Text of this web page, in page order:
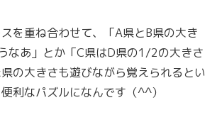
を重ね合わせて、「A県とB県の大き
なあ」とか「C県はD県の1/2の大きさ
の大きさも遊びながら覚えられるとい
利なパズルになんです（^^）